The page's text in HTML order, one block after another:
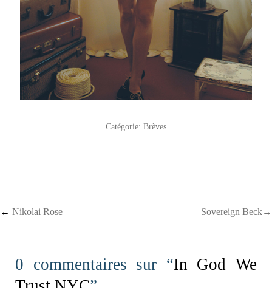
Catégorie: Brèves
Post navigation
← Nikolai Rose Sovereign Beck→
0 commentaires sur “In God We